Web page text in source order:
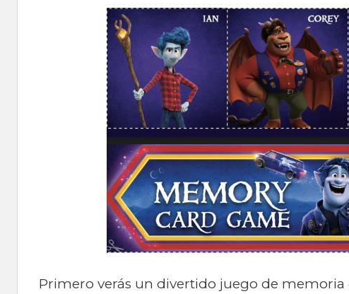
Primero verás un divertido juego de memoria